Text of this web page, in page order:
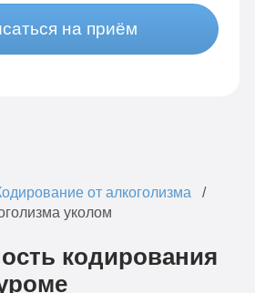
на приём
от алкоголизма
уколом
кодирования